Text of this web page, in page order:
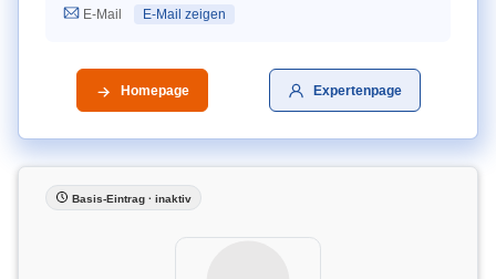
E-Mail
E-Mail zeigen
Homepage Expertenpage
Basis-Eintrag · inaktiv